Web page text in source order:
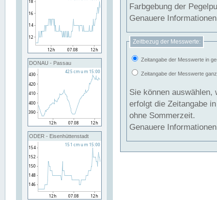
DONAU - Passau
ODER - Eisenhüttenstadt
Farbgebung der
Genauere
Zeitbezug der Messwerte:
Zeitangabe der Messwerte in
Zeitangabe der Messwerte
Sie können auswählen,
erfolgt die Zeitangabe
ohne Sommerzeit.
Genauere